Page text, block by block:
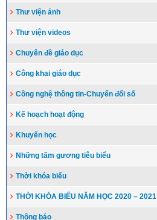
Thư viện ảnh
Thư viện videos
Chuyên đề giáo dục
Công khai giáo dục
Công nghệ thông tin-Chuyển đổi số
Kế hoạch hoạt động
Khuyến học
Những tấm gương tiêu biểu
Thời khóa biểu
THỜI KHÓA BIỂU NĂM HỌC 2020 – 2021
Thông báo